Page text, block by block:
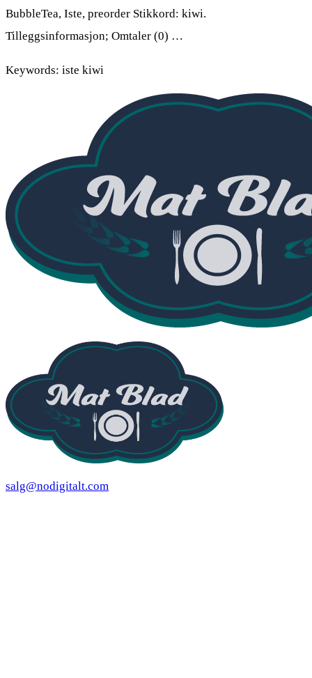
BubbleTea, Iste, preorder Stikkord: kiwi.
Tilleggsinformasjon; Omtaler (0) …
Keywords: iste kiwi
salg@nodigitalt.com